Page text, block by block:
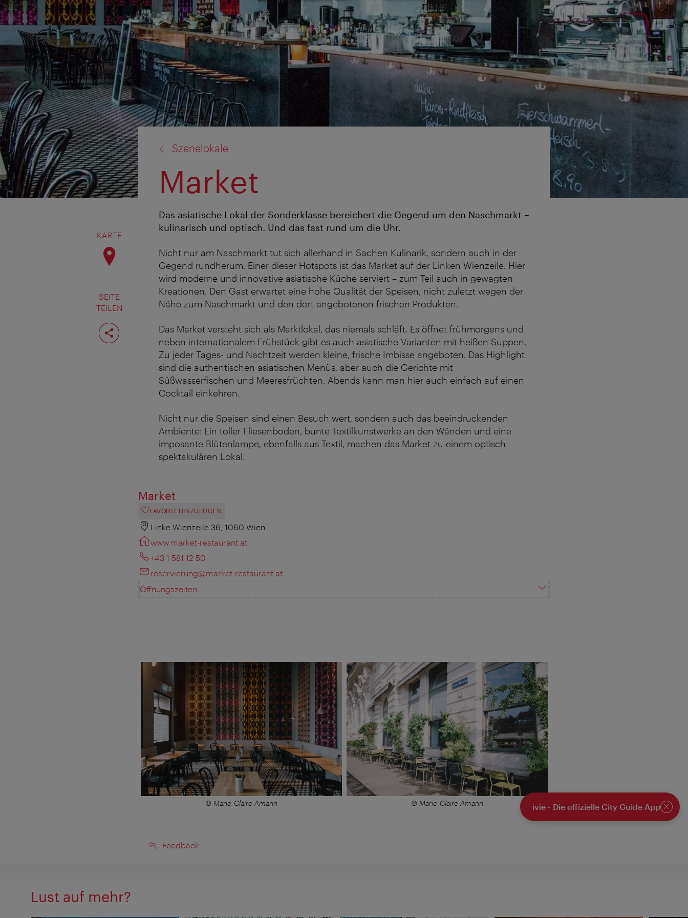
KARTE
SEITE
TEILEN
Seite
teilen
Szenelokale
Market
Das asiatische Lokal der Sonderklasse bereichert die Gegend um den Naschmarkt –
kulinarisch und optisch. Und das fast rund um die Uhr.
Nicht nur am Naschmarkt tut sich allerhand in Sachen Kulinarik, sondern auch in der
Gegend rundherum. Einer dieser Hotspots ist das Market auf der Linken Wienzeile. Hier
wird moderne und innovative asiatische Küche serviert – zum Teil auch in gewagten
Kreationen. Den Gast erwartet eine hohe Qualität der Speisen, nicht zuletzt wegen der
Nähe zum Naschmarkt und den dort angebotenen frischen Produkten.
Das Market versteht sich als Marktlokal, das niemals schläft. Es öffnet frühmorgens und
neben internationalem Frühstück gibt es auch asiatische Varianten mit heißen Suppen.
Zu jeder Tages- und Nachtzeit werden kleine, frische Imbisse angeboten. Das Highlight
sind die authentischen asiatischen Menüs, aber auch die Gerichte mit
Süßwasserfischen und Meeresfrüchten. Abends kann man hier auch einfach auf einen
Cocktail einkehren.
Nicht nur die Speisen sind einen Besuch wert, sondern auch das beeindruckenden
Ambiente: Ein toller Fliesenboden, bunte Textilkunstwerke an den Wänden und eine
imposante Blütenlampe, ebenfalls aus Textil, machen das Market zu einem optisch
spektakulären Lokal.
Market
FAVORIT HINZUFÜGEN
Linke Wienzeile 36, 1060 Wien
www.market-restaurant.at
+43 1 581 12 50
reservierung@market-restaurant.at
Öffnungszeiten
© Marie-Claire Amann © Marie-Claire Amann
Feedback
Feedback
ivie - Die offizielle City Guide App
Lust auf mehr?